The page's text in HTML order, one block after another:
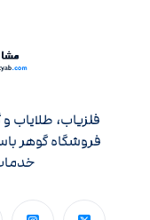
فلزیاب، طلایاب
فروشگاه گوهر